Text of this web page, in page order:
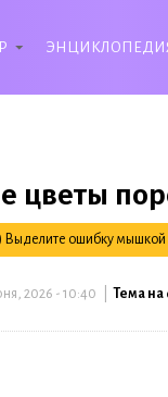
цветы
ошибку мышкой
2026 - 10:40 | Тема